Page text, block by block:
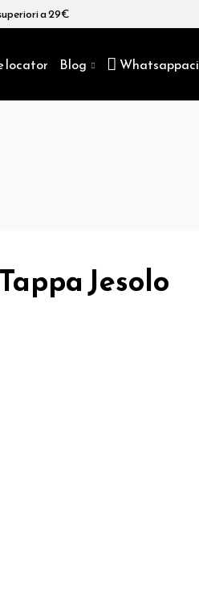
a 29€
locator Blog Whatsappaci
Jesolo